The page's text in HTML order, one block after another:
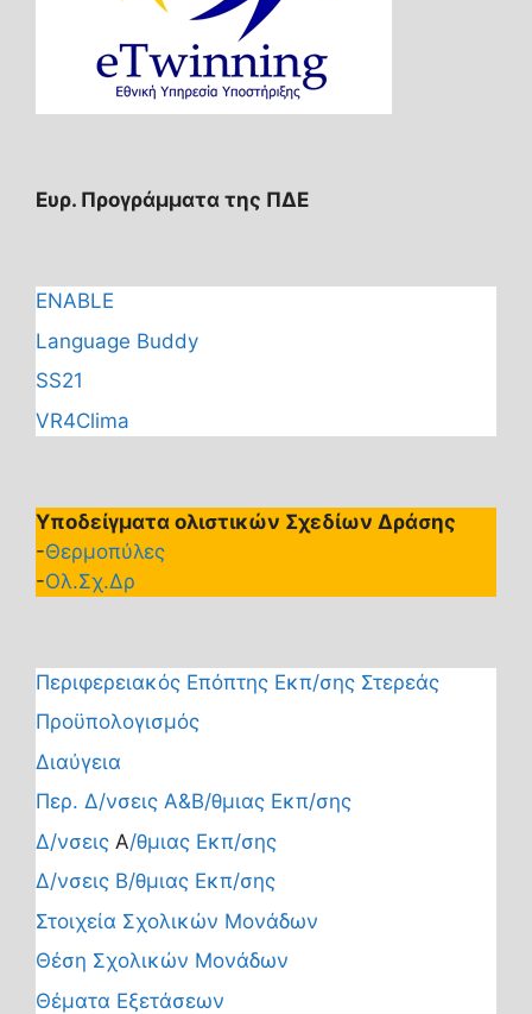
Ευρ. Προγράμματα της ΠΔΕ
ENABLE
Language Buddy
SS21
VR4Clima
Υποδείγματα ολιστικών Σχεδίων Δράσης
-Θερμοπύλες
-Ολ.Σχ.Δρ
Περιφερειακός Επόπτης Εκπ/σης Στερεάς
Προϋπολογισμός
Διαύγεια
Περ. Δ/νσεις Α&Β/θμιας Εκπ/σης
Δ/νσεις Α/θμιας Εκπ/σης
Δ/νσεις Β/θμιας Εκπ/σης
Στοιχεία Σχολικών Μονάδων
Θέση Σχολικών Μονάδων
Θέματα Εξετάσεων